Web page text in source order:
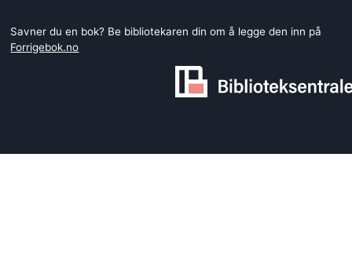
Savner du en bok? Be bibliotekaren din om å legge den inn på
Forrigebok.no